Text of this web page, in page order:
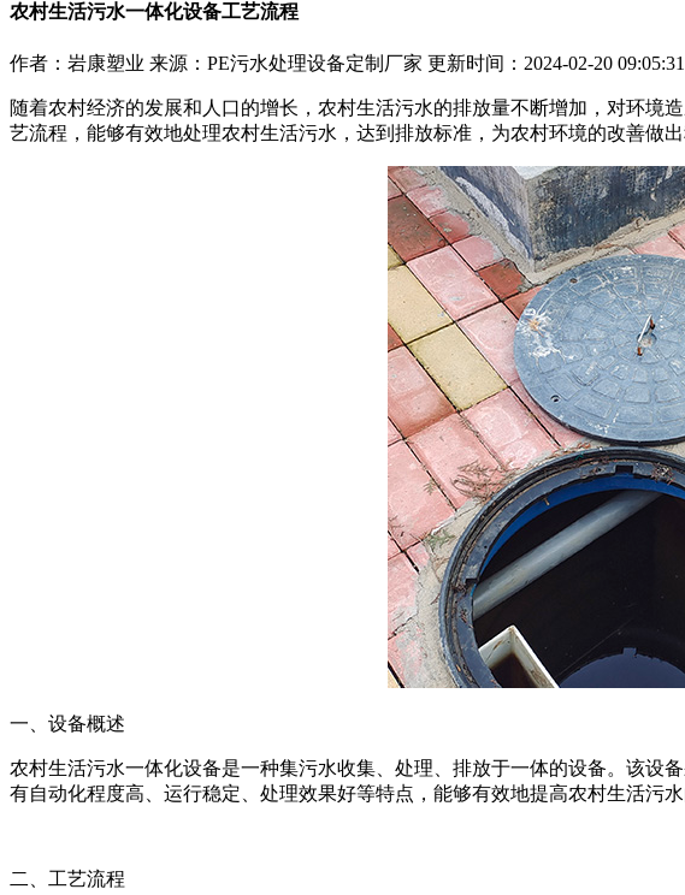
农村生活污水一体化设备工艺流程
作者：岩康塑业 来源：PE污水处理设备定制厂家 更新时间：2024-02-20
随着农村经济的发展和人口的增长，农村生活污水的排放量不断增加，对环境
艺流程，能够有效地处理农村生活污水，达到排放标准，为农村环境的改善做出
一、设备概述
农村生活污水一体化设备是一种集污水收集、处理、排放于一体的设备。该设
有自动化程度高、运行稳定、处理效果好等特点，能够有效地提高农村生活污水
二、工艺流程